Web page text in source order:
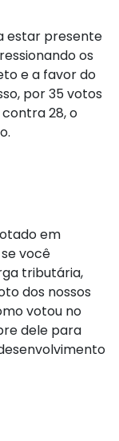
estar presente
os
e a favor do
por 35 votos
28, o
em
você
tributária,
dos nossos
votou no
dele para